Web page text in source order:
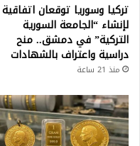
تركيا وسوريا توقعان اتفاقية
لإنشاء “الجامعة السورية
التركية” في دمشق.. منح
دراسية واعتراف بالشهادات
منذ 21 ساعة